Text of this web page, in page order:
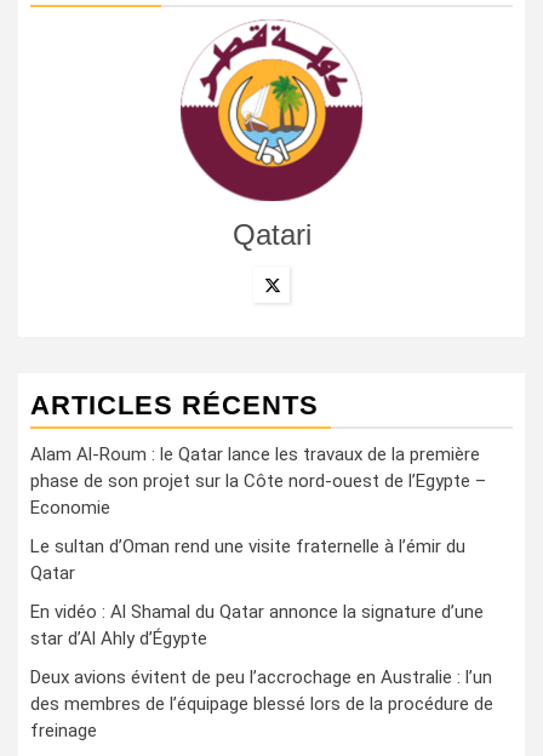
Qatari
ARTICLES RÉCENTS
Alam Al-Roum : le Qatar lance les travaux de la première
phase de son projet sur la Côte nord-ouest de l’Egypte –
Economie
Le sultan d’Oman rend une visite fraternelle à l’émir du
Qatar
En vidéo : Al Shamal du Qatar annonce la signature d’une
star d’Al Ahly d’Égypte
Deux avions évitent de peu l’accrochage en Australie : l’un
des membres de l’équipage blessé lors de la procédure de
freinage